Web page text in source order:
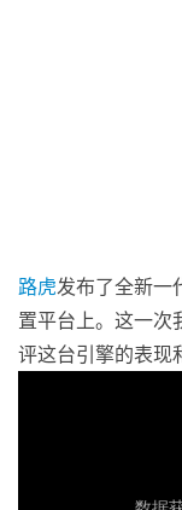
路虎发布了全新一
置平台上。这一次
评这台引擎的表现